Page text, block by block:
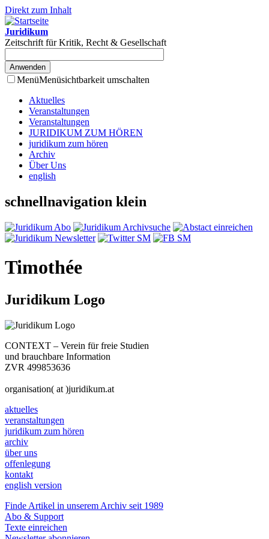
Direkt zum Inhalt
Juridikum
Zeitschrift für Kritik, Recht & Gesellschaft
MenüMenüsichtbarkeit umschalten
Aktuelles
Veranstaltungen
Veranstaltungen
JURIDIKUM ZUM HÖREN
juridikum zum hören
Archiv
Über Uns
english
schnellnavigation klein
Timothée
Juridikum Logo
CONTEXT – Verein für freie Studien
und brauchbare Information
ZVR 499853636
organisation( at )juridikum.at
aktuelles
veranstaltungen
juridikum zum hören
archiv
über uns
offenlegung
kontakt
english version
Finde Artikel in unserem Archiv seit 1989
Abo & Support
Texte einreichen